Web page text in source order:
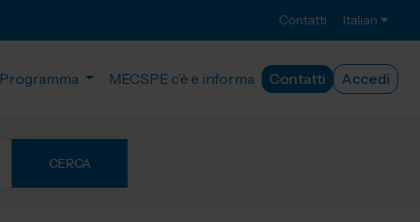
Contatti Italian
Programma MECSPE c’è e informa Contatti Accedi
CERCA